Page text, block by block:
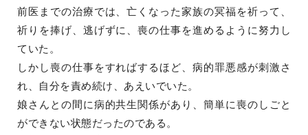
前医までの治療では、亡くなった家族の冥福を祈って、
祈りを捧げ、逃げずに、喪の仕事を進めるように努力し
ていた。
しかし喪の仕事をすればするほど、病的罪悪感が刺激さ
れ、自分を責め続け、あえいでいた。
娘さんとの間に病的共生関係があり、簡単に喪のしごと
ができない状態だったのである。